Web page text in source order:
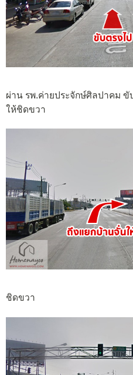
ผ่าน รพ.ค่ายประจักษ์ศิลปาคม ขั
ให้ชิดขวา
ชิดขวา